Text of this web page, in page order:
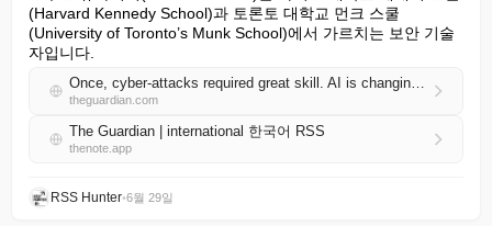
(Harvard Kennedy School)과 토론토 대학교 먼크 스쿨
(University of Toronto’s Munk School)에서 가르치는 보안 기술
자입니다.
Once, cyber-attacks required great skill. AI is changing that | Bruce Schneier
theguardian.com
The Guardian | international 한국어 RSS
thenote.app
RSS Hunter•6월 29일